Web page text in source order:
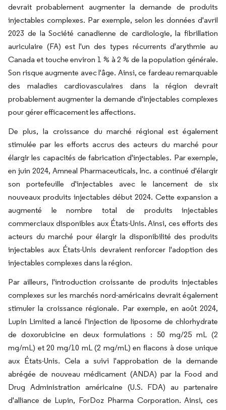
devrait probablement augmenter la demande de produits
injectables complexes. Par exemple, selon les données d'avril
2023 de la Société canadienne de cardiologie, la fibrillation
auriculaire (FA) est l'un des types récurrents d'arythmie au
Canada et touche environ 1 % à 2 % de la population générale.
Son risque augmente avec l'âge. Ainsi, ce fardeau remarquable
des maladies cardiovasculaires dans la région devrait
probablement augmenter la demande d'injectables complexes
pour gérer efficacement les affections.
De plus, la croissance du marché régional est également
stimulée par les efforts accrus des acteurs du marché pour
élargir les capacités de fabrication d'injectables. Par exemple,
en juin 2024, Amneal Pharmaceuticals, Inc. a continué d'élargir
son portefeuille d'injectables avec le lancement de six
nouveaux produits injectables début 2024. Cette expansion a
augmenté le nombre total de produits injectables
commerciaux disponibles aux États-Unis. Ainsi, ces efforts des
acteurs du marché pour élargir la disponibilité des produits
injectables aux États-Unis devraient renforcer l'adoption des
injectables complexes dans la région.
Par ailleurs, l'introduction croissante de produits injectables
complexes sur les marchés nord-américains devrait également
stimuler la croissance régionale. Par exemple, en août 2024,
Lupin Limited a lancé l'injection de liposome de chlorhydrate
de doxorubicine en deux formulations : 50 mg/25 mL (2
mg/mL) et 20 mg/10 mL (2 mg/mL) en flacons à dose unique
aux États-Unis. Cela a suivi l'approbation de la demande
abrégée de nouveau médicament (ANDA) par la Food and
Drug Administration américaine (U.S. FDA) au partenaire
d'alliance de Lupin, ForDoz Pharma Corporation. Ainsi, ces